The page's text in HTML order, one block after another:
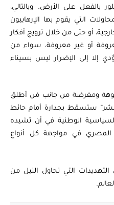
بالفعل على الأرض. وبالتالي،
التي يقوم بها الإرهابيون
أو حتى من خلال ترويج أفكار
أو غير معروفة، سواء من
إلا إلى الإضرار ليس بسيناء
ومغرضة من جانب مَن أطلق
ستسقط بجدارة أمام حائط
الوطنية في أن تشيده
في مواجهة كل أنواع
التي تحاول النيل من